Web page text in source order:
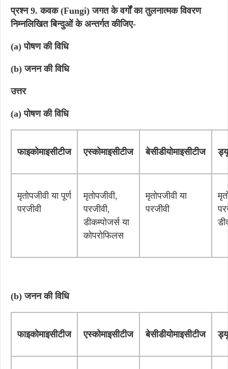
प्रश्न 9. कवक (Fungi) जगत के वर्गों का तुलनात्मक विवरण
निम्नलिखित बिन्दुओं के अन्तर्गत कीजिए-
(a) पोषण की विधि
(b) जनन की विधि
उत्तर
(a) पोषण की विधि
फाइकोमाइसीटीज एस्कोमाइसीटीज बेसीडीयोमाइसीटीज
मृतोपजीवी या पूर्ण
परजीवी
मृतोपजीवी,
परजीवी,
डीकम्पोजर्स या
कोपरोफिलस
मृतोपजीवी या
परजीवी
(b) जनन की विधि
फाइकोमाइसीटीज एस्कोमाइसीटीज बेसीडीयोमाइसीटीज